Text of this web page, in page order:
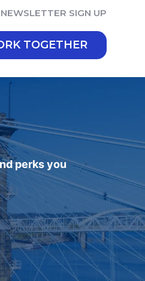
NEWSLETTER SIGN UP
TOGETHER
perks you